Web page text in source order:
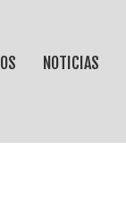
NOTICIAS